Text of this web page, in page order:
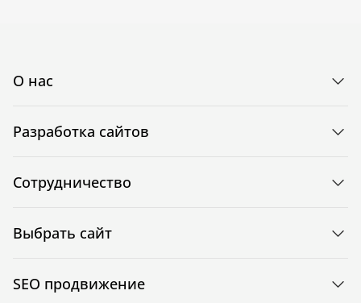
О нас
Разработка сайтов
Сотрудничество
Выбрать сайт
SEO продвижение